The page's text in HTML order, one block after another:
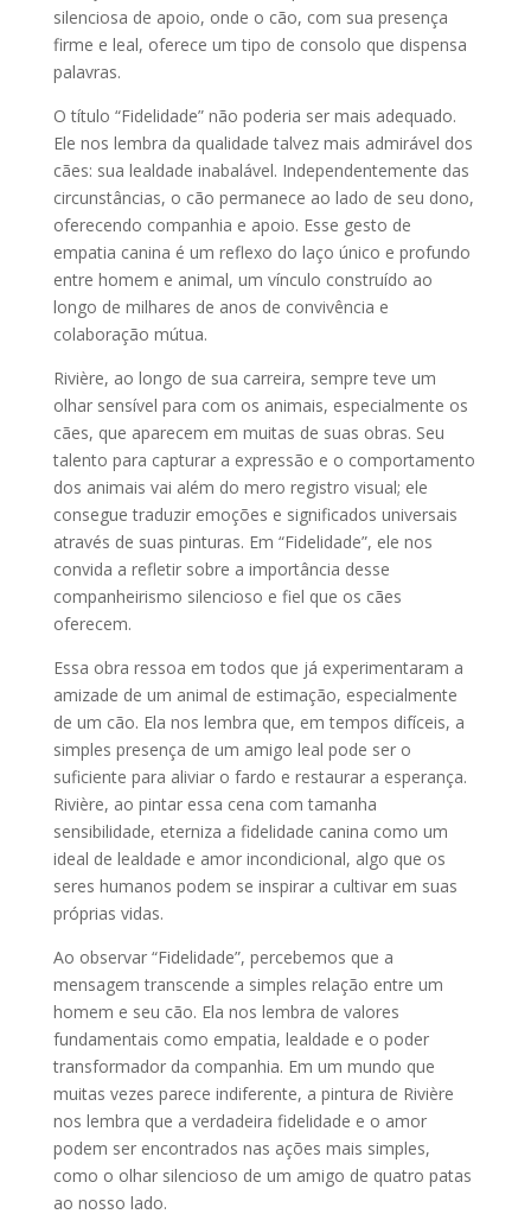
silenciosa de apoio, onde o cão, com sua presença
firme e leal, oferece um tipo de consolo que dispensa
palavras.
O título “Fidelidade” não poderia ser mais adequado.
Ele nos lembra da qualidade talvez mais admirável dos
cães: sua lealdade inabalável. Independentemente das
circunstâncias, o cão permanece ao lado de seu dono,
oferecendo companhia e apoio. Esse gesto de
empatia canina é um reflexo do laço único e profundo
entre homem e animal, um vínculo construído ao
longo de milhares de anos de convivência e
colaboração mútua.
Rivière, ao longo de sua carreira, sempre teve um
olhar sensível para com os animais, especialmente os
cães, que aparecem em muitas de suas obras. Seu
talento para capturar a expressão e o comportamento
dos animais vai além do mero registro visual; ele
consegue traduzir emoções e significados universais
através de suas pinturas. Em “Fidelidade”, ele nos
convida a refletir sobre a importância desse
companheirismo silencioso e fiel que os cães
oferecem.
Essa obra ressoa em todos que já experimentaram a
amizade de um animal de estimação, especialmente
de um cão. Ela nos lembra que, em tempos difíceis, a
simples presença de um amigo leal pode ser o
suficiente para aliviar o fardo e restaurar a esperança.
Rivière, ao pintar essa cena com tamanha
sensibilidade, eterniza a fidelidade canina como um
ideal de lealdade e amor incondicional, algo que os
seres humanos podem se inspirar a cultivar em suas
próprias vidas.
Ao observar “Fidelidade”, percebemos que a
mensagem transcende a simples relação entre um
homem e seu cão. Ela nos lembra de valores
fundamentais como empatia, lealdade e o poder
transformador da companhia. Em um mundo que
muitas vezes parece indiferente, a pintura de Rivière
nos lembra que a verdadeira fidelidade e o amor
podem ser encontrados nas ações mais simples,
como o olhar silencioso de um amigo de quatro patas
ao nosso lado.